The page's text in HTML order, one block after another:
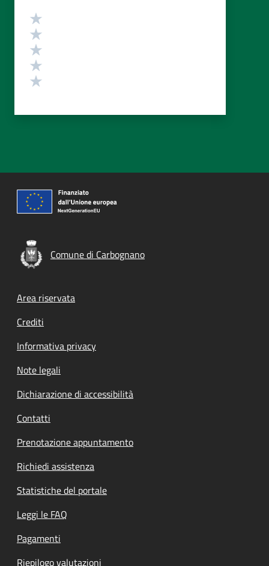
Valutazione
Comune di Carbognano
Footer menu
Area riservata
Crediti
Informativa privacy
Note legali
Dichiarazione di accessibilità
Contatti
Prenotazione appuntamento
Richiedi assistenza
Statistiche del portale
Leggi le FAQ
Pagamenti
Riepilogo valutazioni